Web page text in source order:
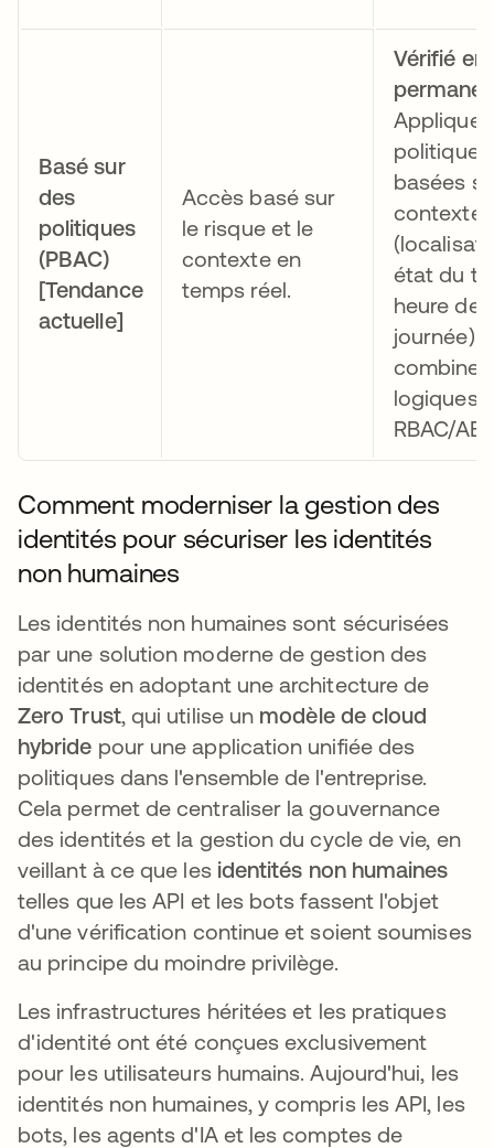
Basé sur
des
politiques
(PBAC)
[Tendance
actuelle]
Accès basé sur
le risque et le
contexte en
temps réel.
Vérifié en
Applique
politiques
basées
contexte
état du
heure de
journée)
combine
logiques
RBAC/
Comment moderniser la gestion des
identités pour sécuriser les identités
non humaines
Les identités non humaines sont sécurisées
par une solution moderne de gestion des
identités en adoptant une architecture de
Zero Trust, qui utilise un modèle de cloud
hybride pour une application unifiée des
politiques dans l'ensemble de l'entreprise.
Cela permet de centraliser la gouvernance
des identités et la gestion du cycle de vie, en
veillant à ce que les identités non humaines
telles que les API et les bots fassent l'objet
d'une vérification continue et soient soumises
au principe du moindre privilège.
Les infrastructures héritées et les pratiques
d'identité ont été conçues exclusivement
pour les utilisateurs humains. Aujourd'hui, les
identités non humaines, y compris les API, les
bots, les agents d'IA et les comptes de